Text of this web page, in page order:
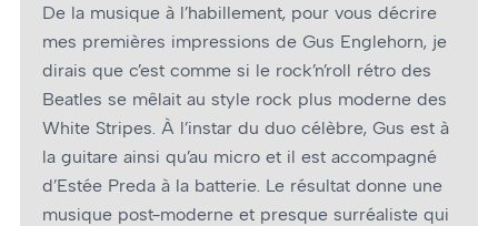
De la musique à l’habillement, pour vous décrire
mes premières impressions de Gus Englehorn, je
dirais que c’est comme si le rock’n’roll rétro des
Beatles se mêlait au style rock plus moderne des
White Stripes. À l’instar du duo célèbre, Gus est à
la guitare ainsi qu’au micro et il est accompagné
d’Estée Preda à la batterie. Le résultat donne une
musique post-moderne et presque surréaliste qui